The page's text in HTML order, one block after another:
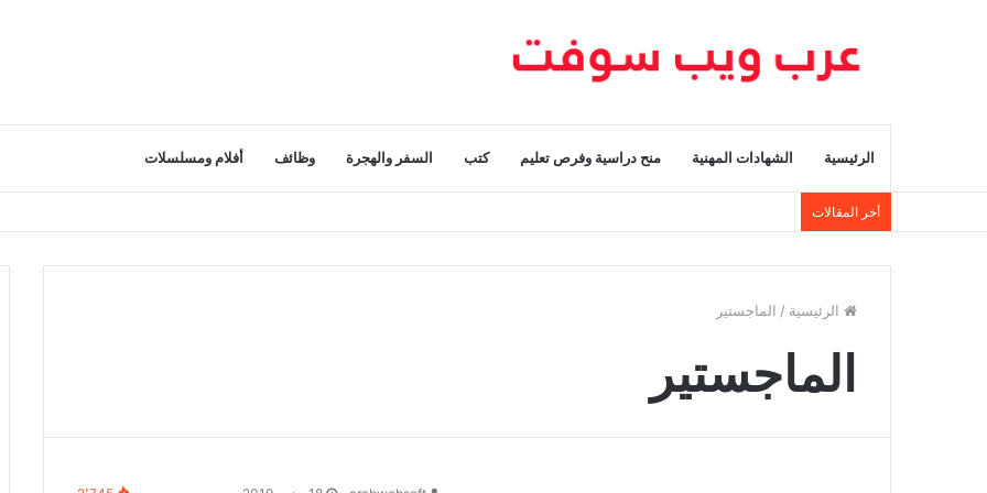
الرئيسية الشهادات المهنية منح دراسية وفرص تعليم كتب السفر والهجرة وظائف أفلام ومسلسلات
أخر المقالات
الرئيسية / الماجستير
الماجستير